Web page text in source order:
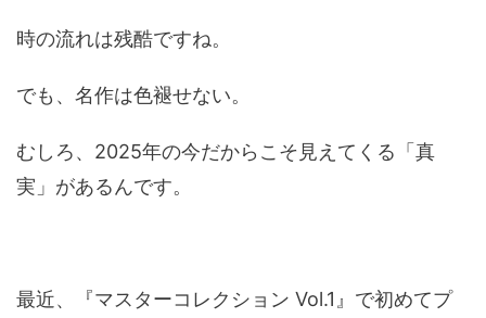
時の流れは残酷ですね。
でも、名作は色褪せない。
むしろ、2025年の今だからこそ見えてくる「真
実」があるんです。
最近、『マスターコレクション Vol.1』で初めてプ